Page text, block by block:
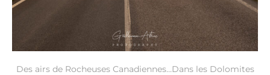
Des airs de Rocheuses Canadiennes…Dans les Dolomites